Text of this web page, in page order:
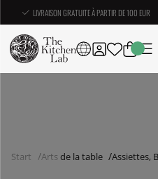
LIVRAISON GRATUITE À PARTIR DE 100 EUR
Start Arts de la table Assiettes,